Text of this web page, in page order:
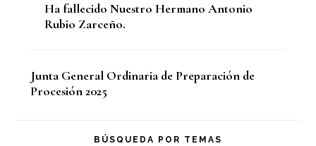
Ha fallecido Nuestro Hermano Antonio
Rubio Zarceño.
Junta General Ordinaria de Preparación de
Procesión 2025
BÚSQUEDA POR TEMAS